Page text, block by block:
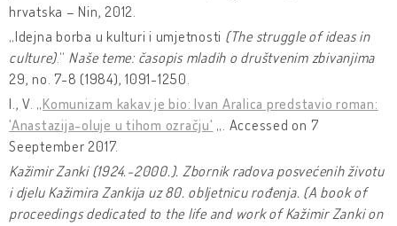
hrvatska – Nin, 2012.
„Idejna borba u kulturi i umjetnosti (The struggle of ideas in
culture) .“ Naše teme: časopis mladih o društvenim zbivanjima
29, no. 7-8 (1984), 1091-1250.
I., V. „Komunizam kakav je bio: Ivan Aralica predstavio roman:
'Anastazija-oluje u tihom ozračju' „. Accessed on 7
Seeptember 2017.
Kažimir Zanki (1924.-2000.). Zbornik radova posvećenih životu
i djelu Kažimira Zankija uz 80. obljetnicu rođenja. (A book of
proceedings dedicated to the life and work of Kažimir Zanki on